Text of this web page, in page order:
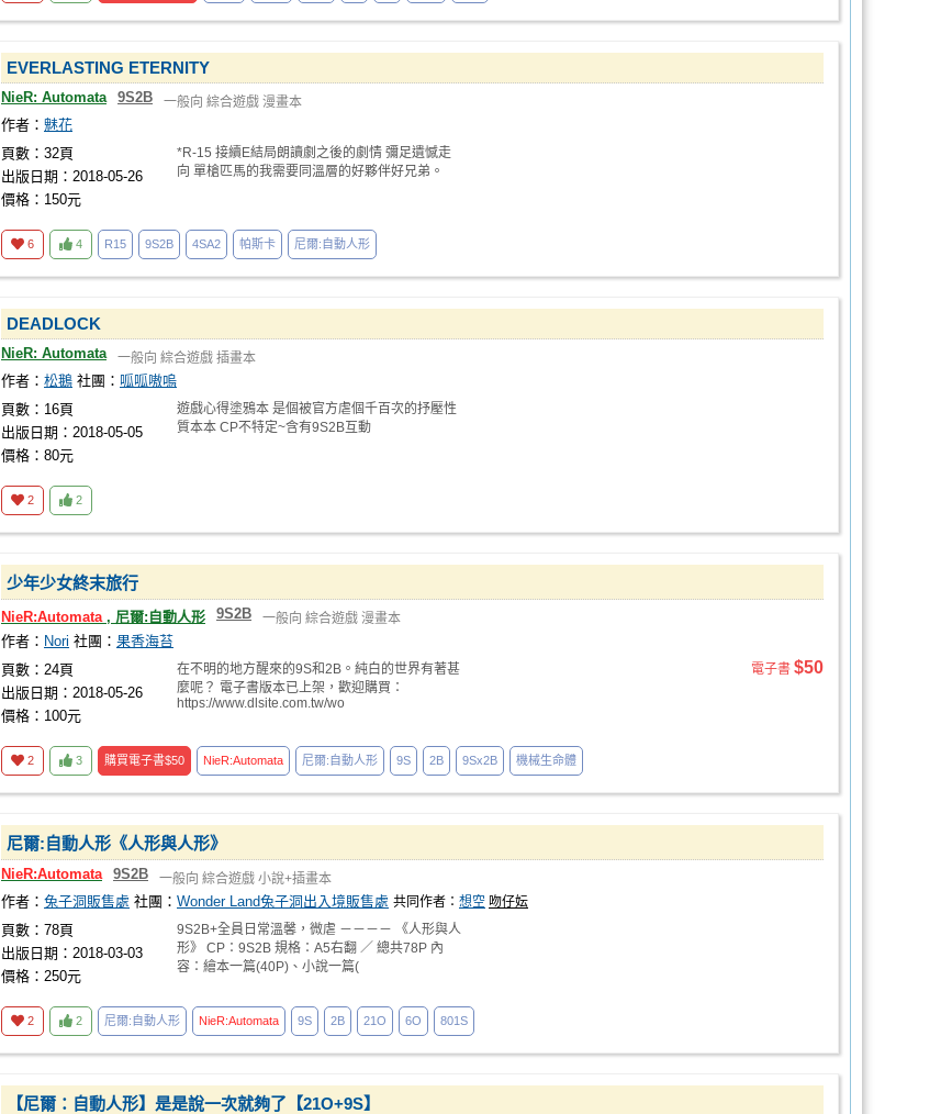
EVERLASTING ETERNITY
NieR: Automata 9S2B 一般向 綜合遊戲 漫畫本
作者： 魅花
頁數：32頁
出版日期：2018-05-26
價格：150元
*R-15 接續E結局朗讀劇之後的劇情 彌足遺憾走
向 單槍匹馬的我需要同溫層的好夥伴好兄弟。
6 4 R15 9S2B 4SA2 帕斯卡 尼爾:自動人形
DEADLOCK
NieR: Automata 一般向 綜合遊戲 插畫本
作者： 松鵝 社團： 呱呱嗷嗚
頁數：16頁
出版日期：2018-05-05
價格：80元
遊戲心得塗鴉本 是個被官方虐個千百次的抒壓性
質本本 CP不特定~含有9S2B互動
2 2
少年少女終末旅行
NieR:Automata, 尼爾:自動人形 9S2B 一般向 綜合遊戲 漫畫本
作者： Nori 社團： 果香海苔
頁數：24頁
出版日期：2018-05-26
價格：100元
在不明的地方醒來的9S和2B。純白的世界有著甚
麼呢？ 電子書版本已上架，歡迎購買：
https://www.dlsite.com.tw/wo
電子書 $50
2 3 購買電子書$50 NieR:Automata 尼爾:自動人形 9S 2B 9Sx2B 機械生命體
尼爾:自動人形《人形與人形》
NieR:Automata 9S2B 一般向 綜合遊戲 小說+插畫本
作者： 兔子洞販售處 社團： Wonder Land兔子洞出入境販售處 共同作者： 想空 吻仔妘
頁數：78頁
出版日期：2018-03-03
價格：250元
9S2B+全員日常溫馨，微虐 －－－－ 《人形與人
形》 CP：9S2B 規格：A5右翻 ／ 總共78P 內
容：繪本一篇(40P)、小說一篇(
2 2 尼爾:自動人形 NieR:Automata 9S 2B 21O 6O 801S
【尼爾：自動人形】是是說一次就夠了【21O+9S】